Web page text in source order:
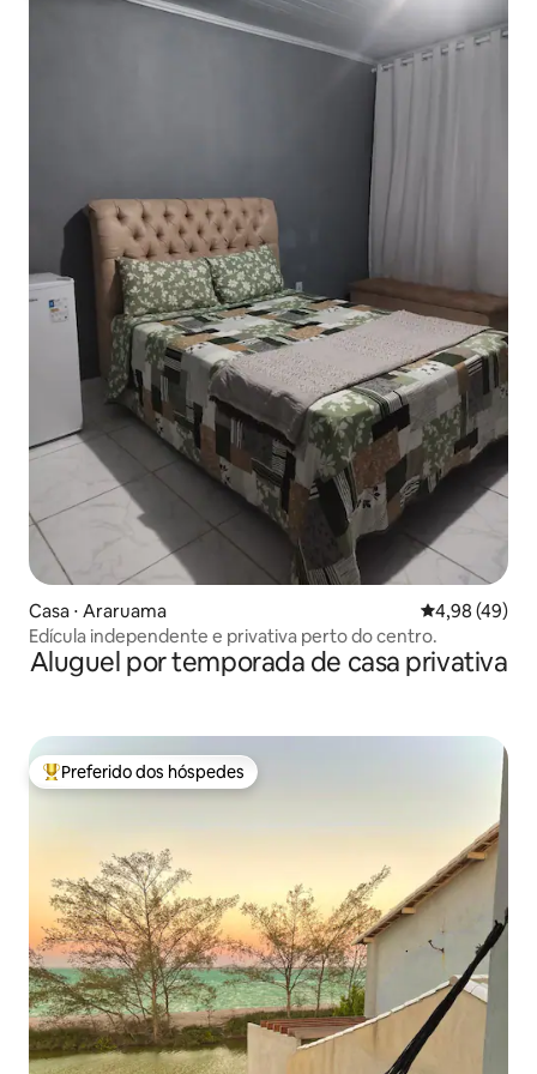
Casa ⋅ Araruama 4,98 de uma
4,98 (49)
Edícula independente e privativa perto do centro.
Aluguel por temporada de casa privativa
Entre os melhores preferidos dos hóspedes
Preferido dos hóspedes